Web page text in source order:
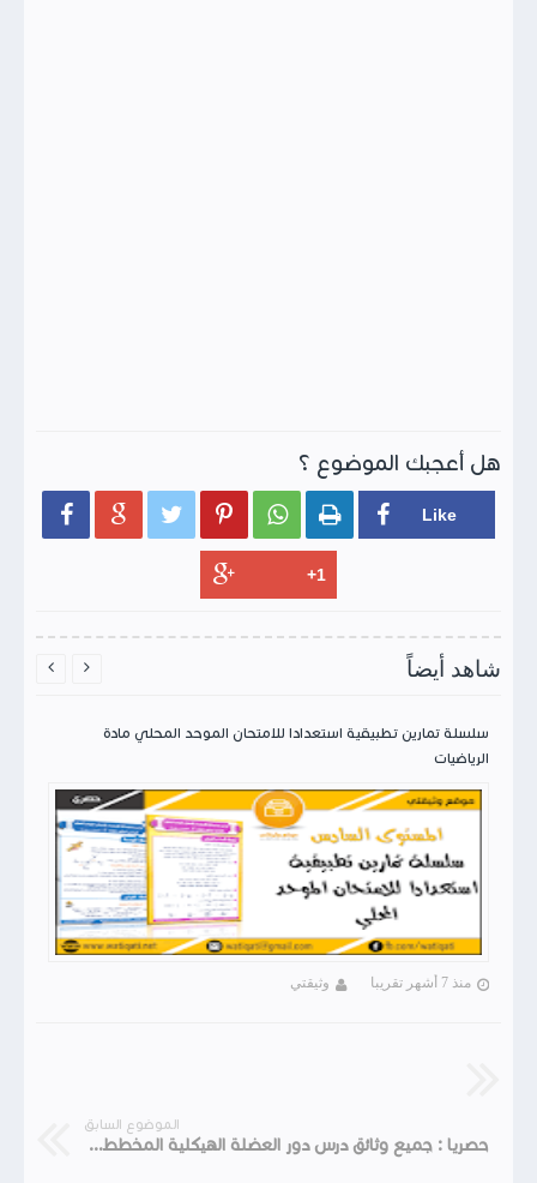
هل أعجبك الموضوع ؟
     
شاهد أيضاً
سلسلة تمارين تطبيقية استعدادا للامتحان الموحد المحلي مادة
الرياضيات
منذ 7 أشهر تقريبا وثيقتي
 
الموضوع السابق
حصريا : جميع وثائق درس دور العضلة الهيكلية المخططة في تحويل الطاقة مستوى 2 باك علوم الحياة والارض WORD